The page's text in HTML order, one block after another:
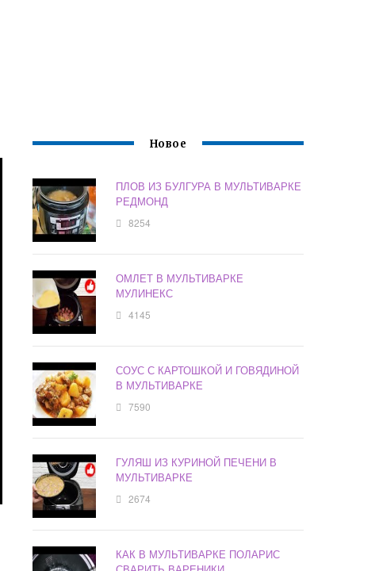
Новое
ПЛОВ ИЗ БУЛГУРА В МУЛЬТИВАРКЕ
РЕДМОНД
8254
ОМЛЕТ В МУЛЬТИВАРКЕ
МУЛИНЕКС
4145
СОУС С КАРТОШКОЙ И ГОВЯДИНОЙ
В МУЛЬТИВАРКЕ
7590
ГУЛЯШ ИЗ КУРИНОЙ ПЕЧЕНИ В
МУЛЬТИВАРКЕ
2674
КАК В МУЛЬТИВАРКЕ ПОЛАРИС